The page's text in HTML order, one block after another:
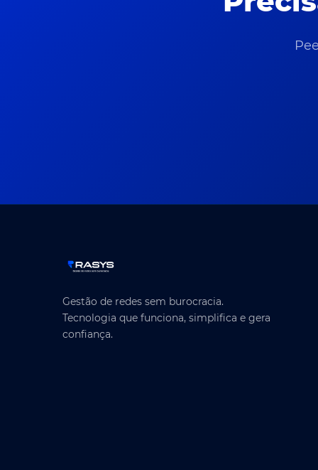
Gestão de redes sem burocracia.
Tecnologia que funciona, simplifica e gera
confiança.